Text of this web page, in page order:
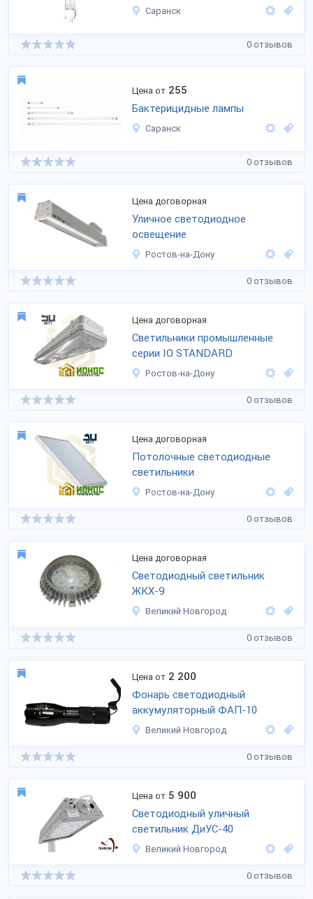
Саранск
0 отзывов
Цена от 255
Бактерицидные лампы
Саранск
0 отзывов
Цена договорная
Уличное светодиодное
освещение
Ростов-на-Дону
0 отзывов
Цена договорная
Светильники промышленные
серии IO STANDARD
Ростов-на-Дону
0 отзывов
Цена договорная
Потолочные светодиодные
светильники
Ростов-на-Дону
0 отзывов
Цена договорная
Светодиодный светильник
ЖКХ-9
Великий Новгород
0 отзывов
Цена от 2 200
Фонарь светодиодный
аккумуляторный ФАП-10
Великий Новгород
0 отзывов
Цена от 5 900
Светодиодный уличный
светильник ДиУС-40
Великий Новгород
0 отзывов